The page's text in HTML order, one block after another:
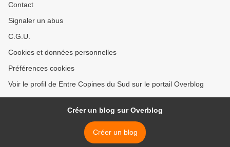
Contact
Signaler un abus
C.G.U.
Cookies et données personnelles
Préférences cookies
Voir le profil de Entre Copines du Sud sur le portail Overblog
Créer un blog sur Overblog
Créer un blog